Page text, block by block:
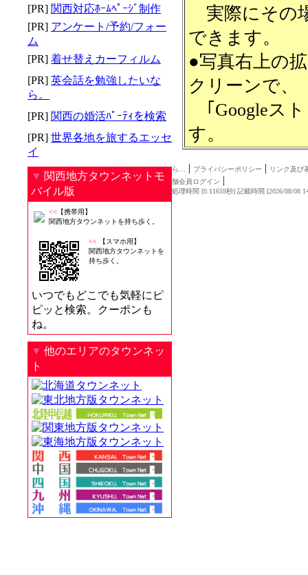
[PR] 関西対応ﾎｰﾑﾍﾟｰｼﾞ制作
[PR] アンケート/予約/フォー
ム
[PR] 着せ替えカーフィルム
[PR] 英会話を勉強したいな
ら。
[PR] 関西の婚活ﾊﾟｰﾃｨを検索
[PR] 世界各地を旅するエッセ
イ
▼ 関西地方タウンネットモ
バイル版
<< 【携帯用】
関西地方タウンネットを持ち歩く。
<< 【スマホ用】
関西地方タウンネットを
持ち歩く。
いつでもどこでも気軽にピ
ピッと検索。クーポンも
ね。
▼ 他のエリアのタウンネッ
ト
実際にその
できます。
●写真右上の
クリーンで、
｢Googleス
す。
ら… | プライバシーポリシー |
リンク及び
舗会員ログイン |
処理時間 [0.11659秒] 記載時間 [2026/08/08